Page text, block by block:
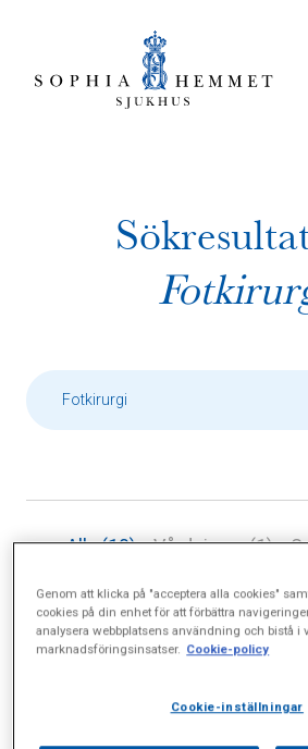
Alla (10) Vårdgivare (1)
Sidor (1) Press (1)
Vårdgivare
Genom att klicka på "acceptera alla cookies"
cookies på din enhet för att förbättra
analysera webbplatsens användning och bistå i
marknadsföringsinsatser. Cookie-policy
Cookie-inställningar